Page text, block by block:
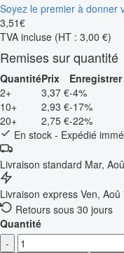
Soyez le premier à donner
3,51€
TVA incluse (HT : 3,00 €)
Remises sur quantité
QuantitéPrix
Enregistrer
2+
3,37 €-4%
10+
2,93 €-17%
20+
2,75 €-22%
En stock - Expédié
Livraison standard Mar,
Livraison express Ven,
Retours sous 30 jours
Quantité
-